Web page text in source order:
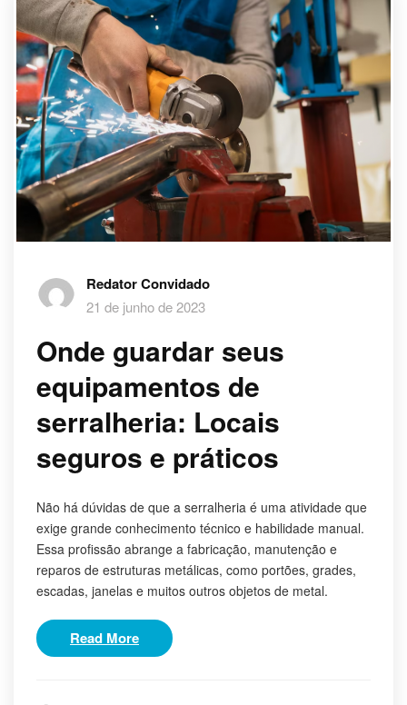
Redator Convidado
21 de junho de 2023
Onde guardar seus
equipamentos de
serralheria: Locais
seguros e práticos
Não há dúvidas de que a serralheria é uma atividade que
exige grande conhecimento técnico e habilidade manual.
Essa profissão abrange a fabricação, manutenção e
reparos de estruturas metálicas, como portões, grades,
escadas, janelas e muitos outros objetos de metal.
Read More